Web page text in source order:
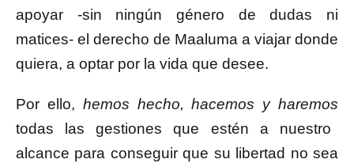
apoyar -sin ningún género de dudas ni
matices- el derecho de Maaluma a viajar donde
quiera, a optar por la vida que desee.
Por ello, hemos hecho, hacemos y haremos
todas las gestiones que estén a nuestro
alcance para conseguir que su libertad no sea